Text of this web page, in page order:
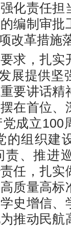
化责任担
编制审批
改革措施
，扎实
展提供坚
要讲话精
在首位、
成立100
的组织建
责、推进
任，扎实
质量高标
史增信、
推动民航